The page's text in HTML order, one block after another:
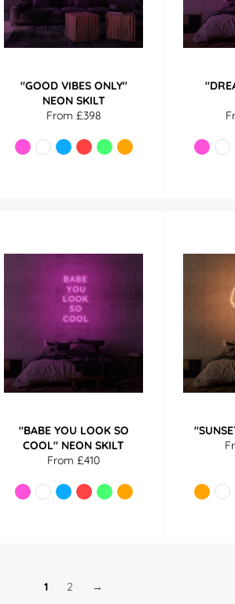
"GOOD VIBES ONLY"
NEON SKILT
From £398
"BABE YOU LOOK SO
COOL" NEON SKILT
From £410
1 2 →